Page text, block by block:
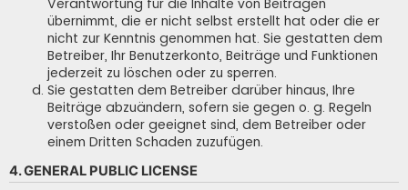
Verantwortung für die Inhalte von Beiträgen
übernimmt, die er nicht selbst erstellt hat oder die er
nicht zur Kenntnis genommen hat. Sie gestatten dem
Betreiber, Ihr Benutzerkonto, Beiträge und Funktionen
jederzeit zu löschen oder zu sperren.
Sie gestatten dem Betreiber darüber hinaus, Ihre
Beiträge abzuändern, sofern sie gegen o. g. Regeln
verstoßen oder geeignet sind, dem Betreiber oder
einem Dritten Schaden zuzufügen.
4. GENERAL PUBLIC LICENSE